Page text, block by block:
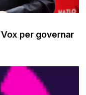
per governar